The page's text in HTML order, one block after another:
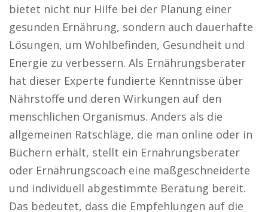
bietet nicht nur Hilfe bei der Planung einer
gesunden Ernährung, sondern auch dauerhafte
Lösungen, um Wohlbefinden, Gesundheit und
Energie zu verbessern. Als Ernährungsberater
hat dieser Experte fundierte Kenntnisse über
Nährstoffe und deren Wirkungen auf den
menschlichen Organismus. Anders als die
allgemeinen Ratschläge, die man online oder in
Büchern erhält, stellt ein Ernährungsberater
oder Ernährungscoach eine maßgeschneiderte
und individuell abgestimmte Beratung bereit.
Das bedeutet, dass die Empfehlungen auf die